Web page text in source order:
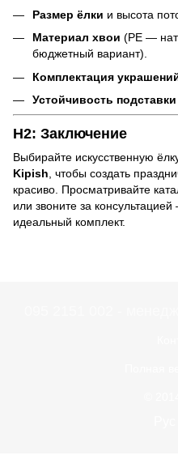
Размер ёлки и высота
Материал хвои (PE —
бюджетный вариант).
Комплектация
Устойчивость подставки
H2: Заключение
Выбирайте искусственную
Kipish , чтобы создать
красиво. Просматривайте
или звоните за
идеальный комплект.